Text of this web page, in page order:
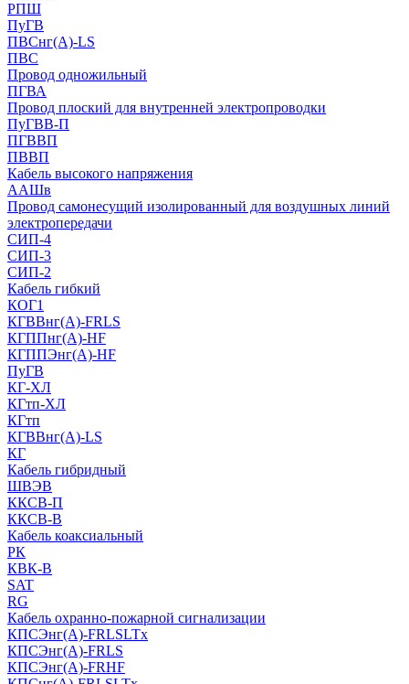
РПШ
ПуГВ
ПВСнг(А)-LS
ПВС
Провод одножильный
ПГВА
Провод плоский для внутренней электропроводки
ПуГВВ-П
ПГВВП
ПВВП
Кабель высокого напряжения
ААШв
Провод самонесущий изолированный для воздушных линий
электропередачи
СИП-4
СИП-3
СИП-2
Кабель гибкий
КОГ1
КГВВнг(А)-FRLS
КГППнг(A)-HF
КГППЭнг(A)-HF
ПуГВ
КГ-ХЛ
КГтп-ХЛ
КГтп
КГВВнг(А)-LS
КГ
Кабель гибридный
ШВЭВ
ККСВ-П
ККСВ-В
Кабель коаксиальный
РК
КВК-В
SAT
RG
Кабель охранно-пожарной сигнализации
КПСЭнг(А)-FRLSLTx
КПСЭнг(А)-FRLS
КПСЭнг(А)-FRHF